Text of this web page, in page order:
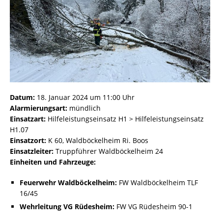
Datum: 18. Januar 2024 um 11:00 Uhr
Alarmierungsart: mündlich
Einsatzart: Hilfeleistungseinsatz H1 > Hilfeleistungseinsatz
H1.07
Einsatzort: K 60, Waldböckelheim Ri. Boos
Einsatzleiter: Truppführer Waldböckelheim 24
Einheiten und Fahrzeuge:
Feuerwehr Waldböckelheim: FW Waldböckelheim TLF
16/45
Wehrleitung VG Rüdesheim: FW VG Rüdesheim 90-1